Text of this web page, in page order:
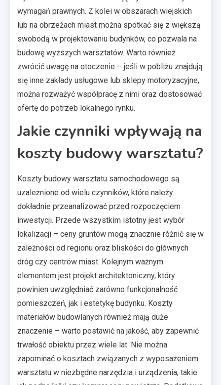
wymagań prawnych. Z kolei w obszarach wiejskich
lub na obrzeżach miast można spotkać się z większą
swobodą w projektowaniu budynków, co pozwala na
budowę wyższych warsztatów. Warto również
zwrócić uwagę na otoczenie – jeśli w pobliżu znajdują
się inne zakłady usługowe lub sklepy motoryzacyjne,
można rozważyć współpracę z nimi oraz dostosować
ofertę do potrzeb lokalnego rynku.
Jakie czynniki wpływają na
koszty budowy warsztatu?
Koszty budowy warsztatu samochodowego są
uzależnione od wielu czynników, które należy
dokładnie przeanalizować przed rozpoczęciem
inwestycji. Przede wszystkim istotny jest wybór
lokalizacji – ceny gruntów mogą znacznie różnić się w
zależności od regionu oraz bliskości do głównych
dróg czy centrów miast. Kolejnym ważnym
elementem jest projekt architektoniczny, który
powinien uwzględniać zarówno funkcjonalność
pomieszczeń, jak i estetykę budynku. Koszty
materiałów budowlanych również mają duże
znaczenie – warto postawić na jakość, aby zapewnić
trwałość obiektu przez wiele lat. Nie można
zapominać o kosztach związanych z wyposażeniem
warsztatu w niezbędne narzędzia i urządzenia, takie